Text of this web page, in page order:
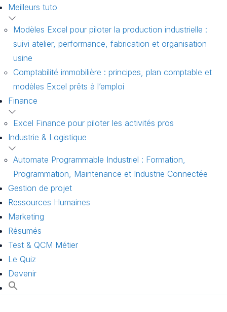
Meilleurs tuto
Modèles Excel pour piloter la production industrielle :
suivi atelier, performance, fabrication et organisation
usine
Comptabilité immobilière : principes, plan comptable et
modèles Excel prêts à l’emploi
Finance
Excel Finance pour piloter les activités pros
Industrie & Logistique
Automate Programmable Industriel : Formation,
Programmation, Maintenance et Industrie Connectée
Gestion de projet
Ressources Humaines
Marketing
Résumés
Test & QCM Métier
Le Quiz
Devenir